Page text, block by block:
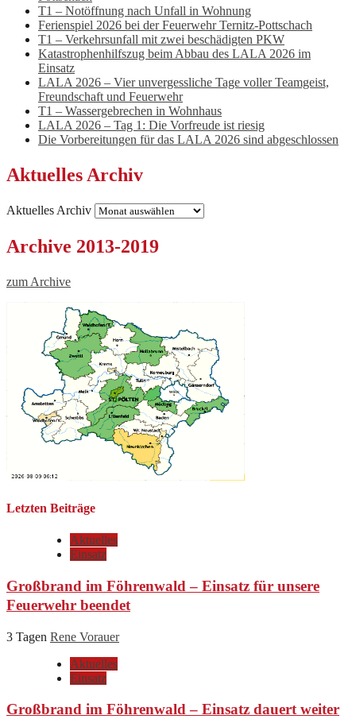
T1 – Notöffnung nach Unfall in Wohnung
Ferienspiel 2026 bei der Feuerwehr Ternitz-Pottschach
T1 – Verkehrsunfall mit zwei beschädigten PKW
Katastrophenhilfszug beim Abbau des LALA 2026 im
Einsatz
LALA 2026 – Vier unvergessliche Tage voller Teamgeist,
Freundschaft und Feuerwehr
T1 – Wassergebrechen in Wohnhaus
LALA 2026 – Tag 1: Die Vorfreude ist riesig
Die Vorbereitungen für das LALA 2026 sind abgeschlossen
Aktuelles Archiv
Aktuelles Archiv
Archive 2013-2019
zum Archive
Letzten Beiträge
Aktuelles
Einsatz
Großbrand im Föhrenwald – Einsatz für unsere
Feuerwehr beendet
3 Tagen Rene Vorauer
Aktuelles
Einsatz
Großbrand im Föhrenwald – Einsatz dauert weiter